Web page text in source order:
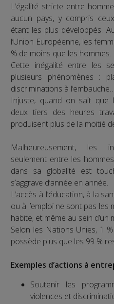
L’égalité stricte entre
aucun pays, y compris
étant les plus développés.
l’Union Européenne, les
% de moins que les hommes.
Cette inégalité entre les
plusieurs phénomènes :
discriminations à l’embauche…
Injuste, quand on sait que
deux tiers des heures
produisent plus de la moitié
Malheureusement, les
seulement entre les
dans sa globalité est
s’aggrave d’année en année.
L’accès à l’éducation, à la
ou à l’emploi ne sont pas les
habite, et même au sein d’un
Selon les Nations Unies, 1
possède plus que les 99 %
Exemples d’actions à
Soutenir les
violences et